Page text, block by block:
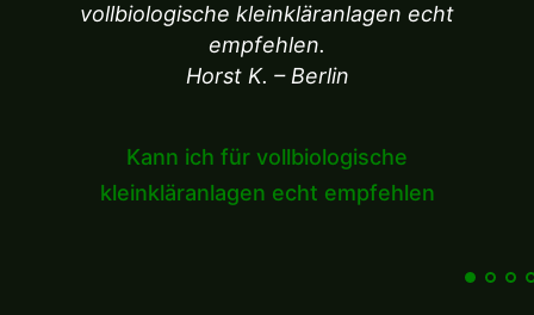
vollbiologische kleinkläranlagen echt
empfehlen.
Horst K. – Berlin
Kann ich für vollbiologische
kleinkläranlagen echt empfehlen